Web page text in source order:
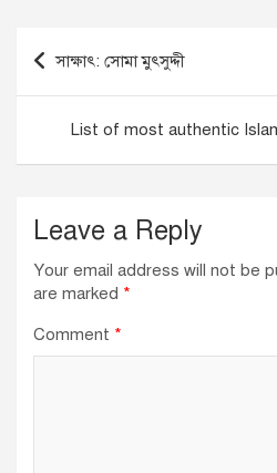
b
o
o
k
dI
n
p
Post
navigation
সাক্ষাৎ: সোমা মুৎসুদ্দী
List of most authentic
Leave a Reply
Your email address will not be
are marked *
Comment *